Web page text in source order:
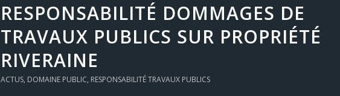
RESPONSABILITÉ DOMMAGES DE
TRAVAUX PUBLICS SUR PROPRIÉTÉ
RIVERAINE
ACTUS, DOMAINE PUBLIC, RESPONSABILITÉ TRAVAUX PUBLICS